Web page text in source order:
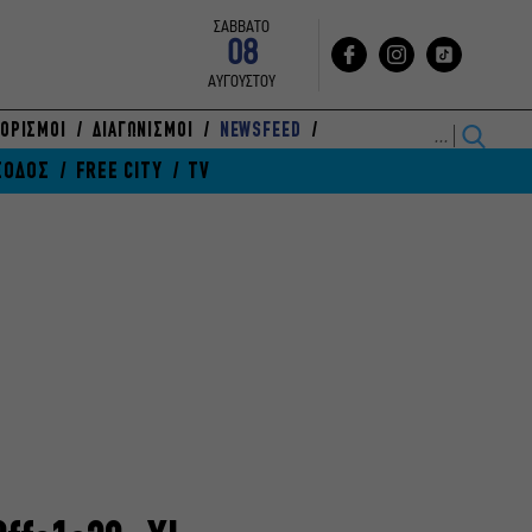
ΣΑΒΒΑΤΟ
08
ΑΥΓΟΥΣΤΟΥ
ΔΙΑΓΩΝΙΣΜΟΙ NEWSFEED
FREE CITY TV